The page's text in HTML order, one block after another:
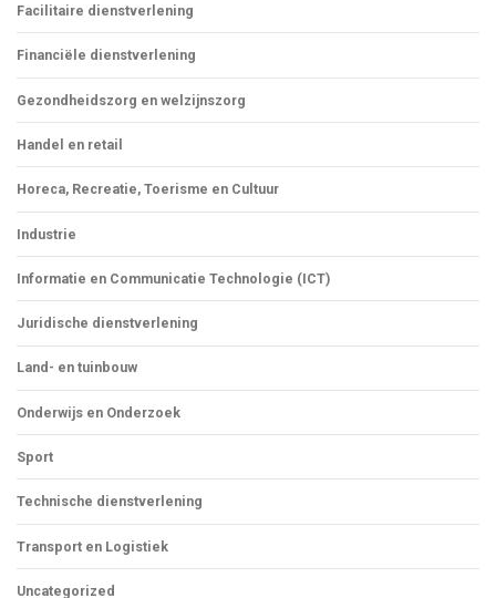
Facilitaire dienstverlening
Financiële dienstverlening
Gezondheidszorg en welzijnszorg
Handel en retail
Horeca, Recreatie, Toerisme en Cultuur
Industrie
Informatie en Communicatie Technologie (ICT)
Juridische dienstverlening
Land- en tuinbouw
Onderwijs en Onderzoek
Sport
Technische dienstverlening
Transport en Logistiek
Uncategorized